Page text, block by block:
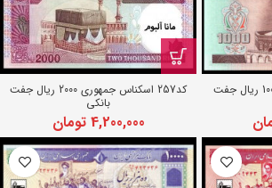
کد256 اسکناس جمهوری 1000 ریال جفت کد257 اسکناس جمهوری 2000 ریال جفت
بانکی
4,200,000 تومان